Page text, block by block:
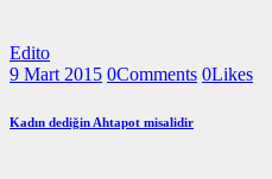
Edito
9 Mart 2015 0Comments 0Likes
Kadın dediğin Ahtapot misalidir